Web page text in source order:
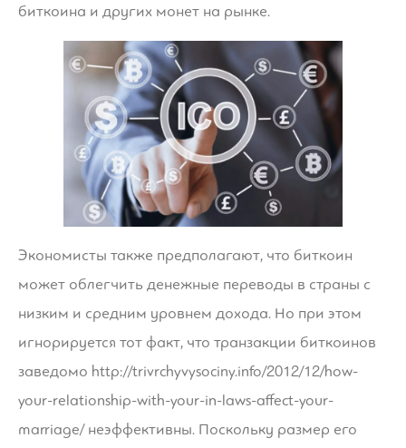
биткоина и других монет на рынке.
Экономисты также предполагают, что биткоин
может облегчить денежные переводы в страны с
низким и средним уровнем дохода. Но при этом
игнорируется тот факт, что транзакции биткоинов
заведомо http://trivrchyvysociny.info/2012/12/how-
your-relationship-with-your-in-laws-affect-your-
marriage/неэффективны. Поскольку размер его